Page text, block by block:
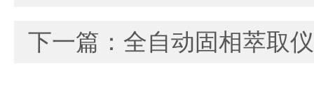
下一篇： 全自动固相萃取